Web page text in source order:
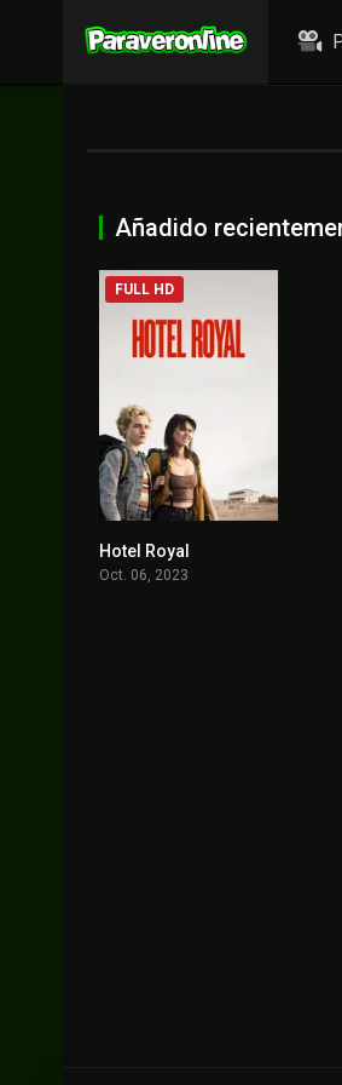
Añadido
FULL HD
Hotel Royal
Oct. 06, 2023